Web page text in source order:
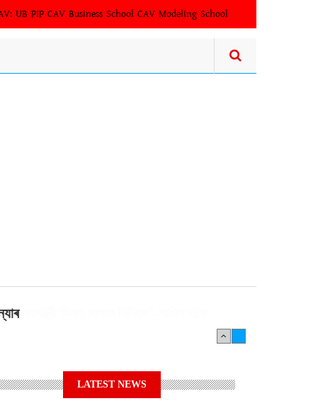
UB PIP CAV Business School CAV Modeling School
মুখ্যমন্ত্রী কিন্তু সাক্ষাৎ‍ নিদিলে"-অখিল গগৈ
LATEST NEWS